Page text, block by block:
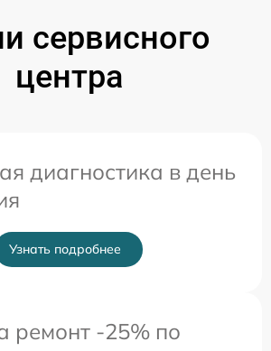
сервисного
центра
диагностика в день
Узнать подробнее
ремонт -25% по